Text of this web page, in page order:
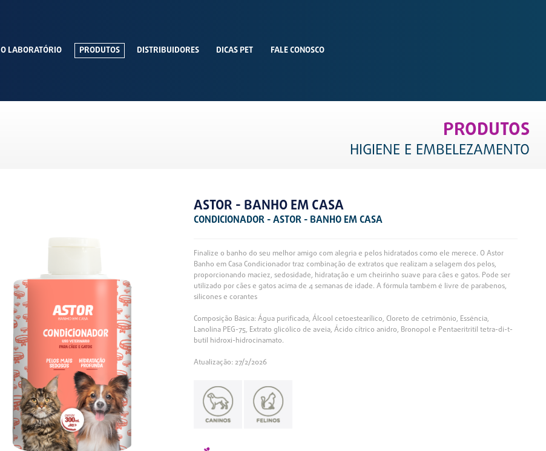
O LABORATÓRIO PRODUTOS DISTRIBUIDORES DICAS PET FALE CONOSCO
PRODUTOS
HIGIENE E EMBELEZAMENTO
ASTOR - BANHO EM CASA
CONDICIONADOR - ASTOR - BANHO EM CASA
Finalize o banho do seu melhor amigo com alegria e pelos hidratados como ele merece. O Astor
Banho em Casa Condicionador traz combinação de extratos que realizam a selagem dos pelos,
proporcionando maciez, sedosidade, hidratação e um cheirinho suave para cães e gatos. Pode ser
utilizado por cães e gatos acima de 4 semanas de idade. A fórmula também é livre de parabenos,
silicones e corantes
Composição Básica: Água purificada, Álcool cetoestearílico, Cloreto de cetrimônio, Essência,
Lanolina PEG-75, Extrato glicólico de aveia, Ácido cítrico anidro, Bronopol e Pentaeritritil tetra-di-t-
butil hidroxi-hidrocinamato.
Atualização: 27/2/2026